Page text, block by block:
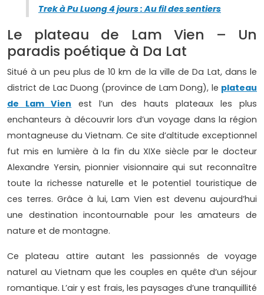
Trek à Pu Luong 4 jours : Au fil des sentiers
Le plateau de Lam Vien – Un
paradis poétique à Da Lat
Situé à un peu plus de 10 km de la ville de Da Lat, dans le
district de Lac Duong (province de Lam Dong), le plateau
de Lam Vien est l’un des hauts plateaux les plus
enchanteurs à découvrir lors d’un voyage dans la région
montagneuse du Vietnam. Ce site d’altitude exceptionnel
fut mis en lumière à la fin du XIXe siècle par le docteur
Alexandre Yersin, pionnier visionnaire qui sut reconnaître
toute la richesse naturelle et le potentiel touristique de
ces terres. Grâce à lui, Lam Vien est devenu aujourd’hui
une destination incontournable pour les amateurs de
nature et de montagne.
Ce plateau attire autant les passionnés de voyage
naturel au Vietnam que les couples en quête d’un séjour
romantique. L’air y est frais, les paysages d’une tranquillité